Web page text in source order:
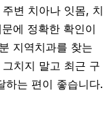
변 치아나 잇몸, 치
에 정확한 확인이
지역치과를 찾는
치지 말고 최근 구
하는 편이 좋습니다.